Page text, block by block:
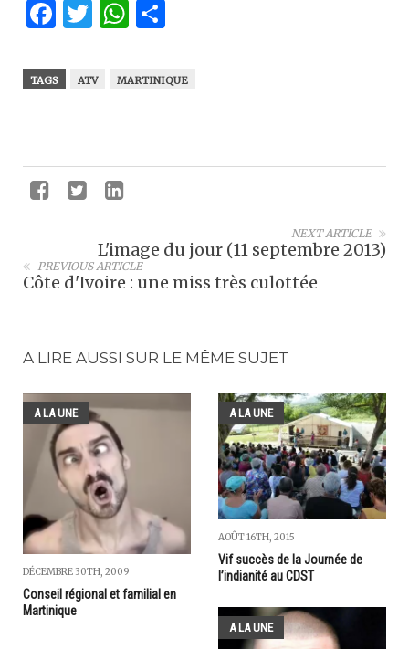
Facebook
Twitter
WhatsApp
TAGS ATV MARTINIQUE
NEXT ARTICLE
L'image du jour (11 septembre 2013)
PREVIOUS ARTICLE
Côte d'Ivoire : une miss très culottée
A LIRE AUSSI SUR LE MÊME SUJET
A LA UNE
DÉCEMBRE 30TH, 2009
Conseil régional et familial en
Martinique
A LA UNE
AOÛT 16TH, 2015
Vif succès de la Journée de
l’indianité au CDST
A LA UNE